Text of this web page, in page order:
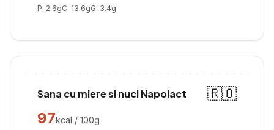
P: 2.6gC: 13.6gG: 3.4g
Sana cu miere si nuci Napolact
🇷🇴
97kcal / 100g